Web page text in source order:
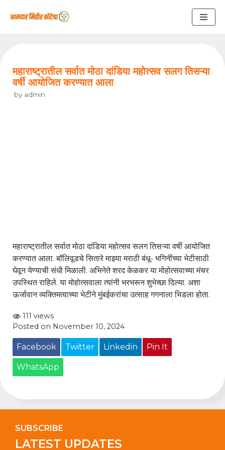
महाराष्ट्रातील सर्वात मोठा दांडिया महोत्सव सलग तिसऱ्या
वर्षी आयोजित करण्यात आला
by admin
महाराष्ट्रातील सर्वात मोठा दांडिया महोत्सव सलग तिसऱ्या वर्षी आयोजित
करण्यात आला. बॉलिवूडचे सितारे माझ्या मराठी बंधू- भगिनींच्या भेटीसाठी
घेवून येण्याची संधी मिळाली. अभिनेते शरद केळकर या मोहोत्सवाच्या मंचर
उपस्थित राहिले. या मोहोत्सवाला त्यांनी भरभरून शुभेच्छा दिल्या. अशा
ऊर्जावान व्यक्तिमत्वाच्या भेटीने मुंबईकरांचा उत्साह गगनाला भिडला होता.
111 views
Posted on November 10, 2024
Facebook Twitter Linkedin Pin It
WhatsApp
SUBSCRIBE
LATEST UPDATES